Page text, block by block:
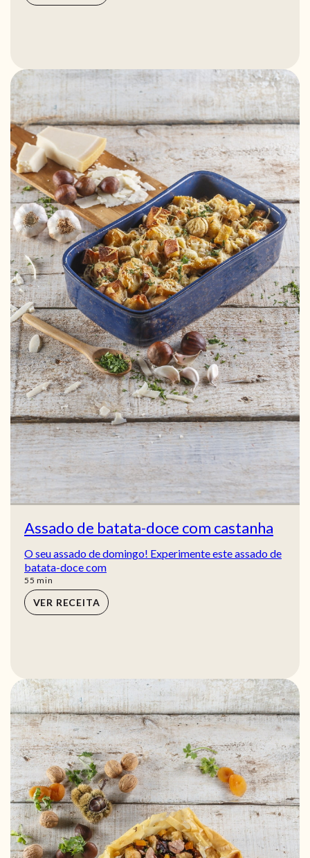
Assado de batata-doce com castanha
O seu assado de domingo! Experimente este assado de
batata-doce com
55 min
min
VER RECEITA